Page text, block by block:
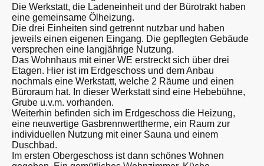
Die Werkstatt, die Ladeneinheit und der Bürotrakt haben
eine gemeinsame Ölheizung.
Die drei Einheiten sind getrennt nutzbar und haben
jeweils einen eigenen Eingang. Die gepflegten Gebäude
versprechen eine langjährige Nutzung.
Das Wohnhaus mit einer WE erstreckt sich über drei
Etagen. Hier ist im Erdgeschoss und dem Anbau
nochmals eine Werkstatt, welche 2 Räume und einen
Büroraum hat. In dieser Werkstatt sind eine Hebebühne,
Grube u.v.m. vorhanden.
Weiterhin befinden sich im Erdgeschoss die Heizung,
eine neuwertige Gasbrennwerttherme, ein Raum zur
individuellen Nutzung mit einer Sauna und einem
Duschbad.
Im ersten Obergeschoss ist dann schönes Wohnen